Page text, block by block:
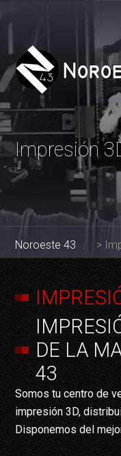
Impresión
Noroeste 43 >
DE LA
43
Somos tu centro de
impresión 3D,
Disponemos del